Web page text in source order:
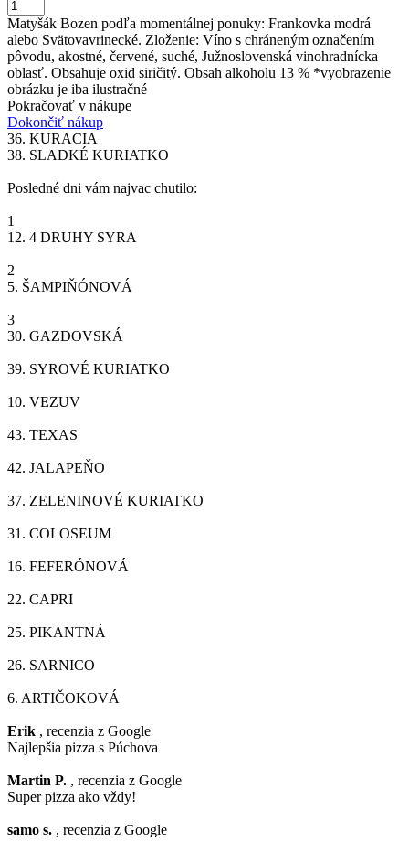
Matyšák Bozen podľa momentálnej ponuky: Frankovka modrá
alebo Svätovavrinecké. Zloženie: Víno s chráneným označením
pôvodu, akostné, červené, suché, Južnoslovenská vinohradnícka
oblasť. Obsahuje oxid siričitý. Obsah alkoholu 13 % *vyobrazenie
obrázku je iba ilustračné
Pokračovať v nákupe
Dokončiť nákup
36. KURACIA
38. SLADKÉ KURIATKO
Posledné dni vám najvac chutilo:
1
12. 4 DRUHY SYRA
2
5. ŠAMPIŇÓNOVÁ
3
30. GAZDOVSKÁ
39. SYROVÉ KURIATKO
10. VEZUV
43. TEXAS
42. JALAPEŇO
37. ZELENINOVÉ KURIATKO
31. COLOSEUM
16. FEFERÓNOVÁ
22. CAPRI
25. PIKANTNÁ
26. SARNICO
6. ARTIČOKOVÁ
Erik , recenzia z Google
Najlepšia pizza s Púchova
Martin P. , recenzia z Google
Super pizza ako vždy!
samo s. , recenzia z Google